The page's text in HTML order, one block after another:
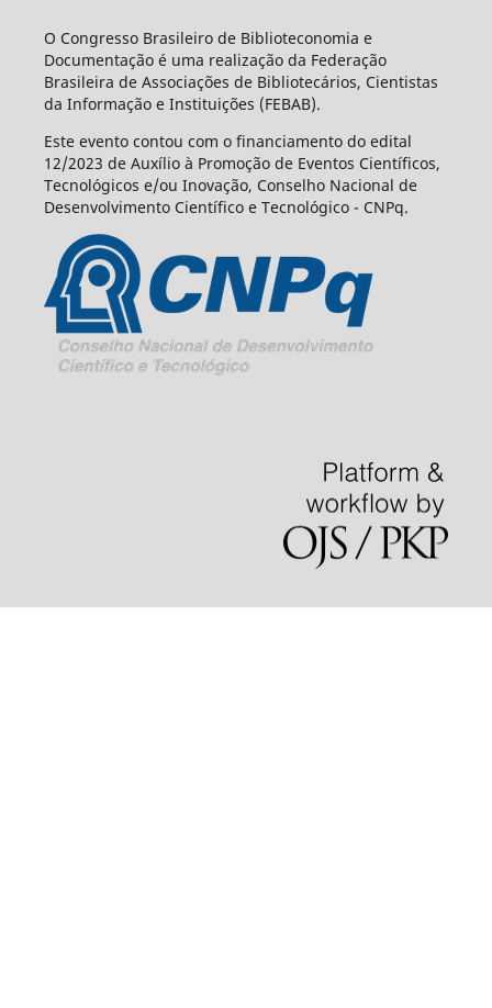
O Congresso Brasileiro de Biblioteconomia e
Documentação é uma realização da Federação
Brasileira de Associações de Bibliotecários, Cientistas
da Informação e Instituições (FEBAB).
Este evento contou com o financiamento do edital
12/2023 de Auxílio à Promoção de Eventos Científicos,
Tecnológicos e/ou Inovação, Conselho Nacional de
Desenvolvimento Científico e Tecnológico - CNPq.